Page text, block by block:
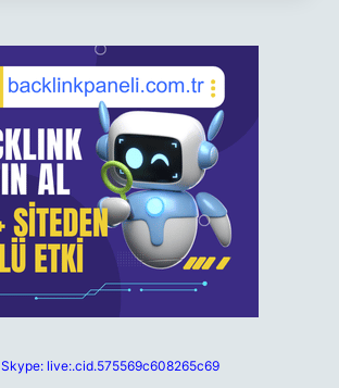
Skype: live:.cid.575569c608265c69